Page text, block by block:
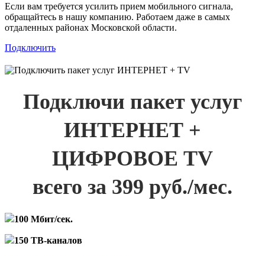
Если вам требуется усилить прием мобильного сигнала,
обращайтесь в нашу компанию. Работаем даже в самых
отдаленных районах Московской области.
Подключить
Подключи пакет услуг
ИНТЕРНЕТ +
ЦИФРОВОЕ TV
всего за 399 руб./мес.
100 Мбит/сек.
150 ТВ-каналов